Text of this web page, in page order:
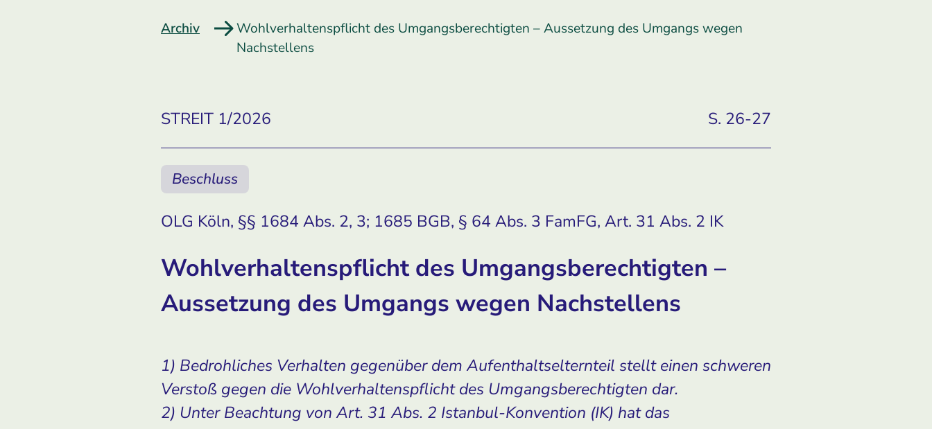
Archiv
Wohlverhaltenspflicht des Umgangsberechtigten – Aussetzung des Umgangs wegen
Nachstellens
STREIT 1/2026 S. 26-27
Beschluss
OLG Köln, §§ 1684 Abs. 2, 3; 1685 BGB, § 64 Abs. 3 FamFG, Art. 31 Abs. 2 IK
Wohlverhaltenspflicht des Umgangsberechtigten –
Aussetzung des Umgangs wegen Nachstellens
1) Bedrohliches Verhalten gegenüber dem Aufenthaltselternteil stellt einen schweren
Verstoß gegen die Wohlverhaltenspflicht des Umgangsberechtigten dar.
2) Unter Beachtung von Art. 31 Abs. 2 Istanbul-Konvention (IK) hat das